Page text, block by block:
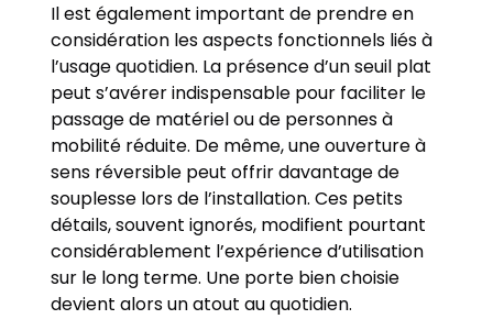
Il est également important de prendre en
considération les aspects fonctionnels liés à
l’usage quotidien. La présence d’un seuil plat
peut s’avérer indispensable pour faciliter le
passage de matériel ou de personnes à
mobilité réduite. De même, une ouverture à
sens réversible peut offrir davantage de
souplesse lors de l’installation. Ces petits
détails, souvent ignorés, modifient pourtant
considérablement l’expérience d’utilisation
sur le long terme. Une porte bien choisie
devient alors un atout au quotidien.